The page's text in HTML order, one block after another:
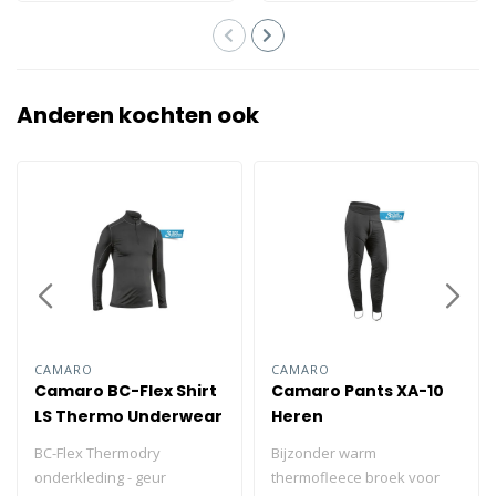
Anderen kochten ook
CAMARO
Camaro BC-Flex Shirt
LS Thermo Underwear
BC-Flex Thermodry
onderkleding - geur
CAMARO
Camaro Pants XA-10
Heren
Bijzonder warm
thermofleece broek voor